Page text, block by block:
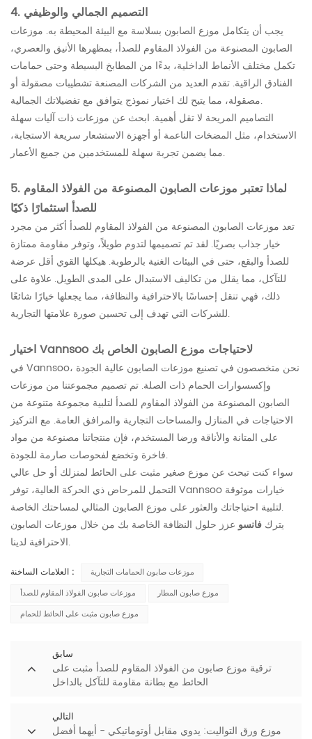
4. التصميم الجمالي والوظيفي
يجب أن يتكامل موزع الصابون بسلاسة مع البيئة المحيطة به. موزعات
الصابون المصنوعة من الفولاذ المقاوم للصدأ، بمظهرها الأنيق والعصري،
تكمل مختلف الأنماط الداخلية، بدءًا من المطابخ البسيطة وحتى حمامات
الفنادق الراقية. تقدم العديد من الشركات المصنعة تشطيبات مصقولة أو
مصقولة، مما يتيح لك اختيار نموذج يتوافق مع تفضيلاتك الجمالية.
التصاميم المريحة لا تقل أهمية. ابحث عن موزعات ذات آليات سهلة
الاستخدام، مثل المضخات الناعمة أو أجهزة الاستشعار سريعة الاستجابة،
مما يضمن تجربة سهلة للمستخدمين من جميع الأعمار.
5. لماذا تعتبر موزعات الصابون المصنوعة من الفولاذ المقاوم
للصدأ استثمارًا ذكيًا
تعد موزعات الصابون المصنوعة من الفولاذ المقاوم للصدأ أكثر من مجرد
خيار جذاب بصريًا. لقد تم تصميمها لتدوم طويلاً، وتوفر مقاومة ممتازة
للصدأ والبقع، حتى في البيئات الغنية بالرطوبة. هيكلها القوي أقل عرضة
للتآكل، مما يقلل من تكاليف الاستبدال على المدى الطويل. علاوة على
ذلك، فهي تنقل إحساسًا بالاحترافية والنظافة، مما يجعلها خيارًا شائعًا
للشركات التي تهدف إلى تحسين صورة علامتها التجارية.
اختيار Vannsoo لاحتياجات موزع الصابون الخاص بك
في Vannsoo، نحن متخصصون في تصنيع موزعات الصابون عالية الجودة
وإكسسوارات الحمام ذات الصلة. تم تصميم مجموعتنا من موزعات
الصابون المصنوعة من الفولاذ المقاوم للصدأ لتلبية مجموعة متنوعة من
الاحتياجات في المنازل والمساحات التجارية والمرافق العامة. مع التركيز
على المتانة والأناقة ورضا المستخدم، فإن منتجاتنا مصنوعة من مواد
فاخرة وتخضع لفحوصات صارمة للجودة.
سواء كنت تبحث عن موزع صغير مثبت على الحائط لمنزلك أو حل عالي
التحمل للمرحاض ذي الحركة العالية، توفر Vannsoo خيارات موثوقة
لتلبية احتياجاتك والعثور على موزع الصابون المثالي لمساحتك الخاصة.
يترك فانسوعزز حلول النظافة الخاصة بك من خلال موزعات الصابون
الاحترافية لدينا.
العلامات الساخنة :
موزعات صابون الحمامات التجارية
موزعات صابون الفولاذ المقاوم للصدأ
موزع صابون المطار
موزع صابون مثبت على الحائط للحمام
سابق
ترقية موزع صابون من الفولاذ المقاوم للصدأ مثبت على
الحائط مع بطانة مقاومة للتآكل بالداخل
التالي
موزع ورق التواليت: يدوي مقابل أوتوماتيكي - أيهما أفضل